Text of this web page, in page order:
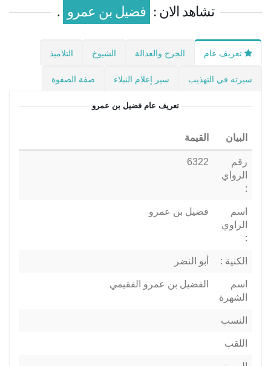
تشاهد الان : فضيل بن عمرو .
تعريف عام الجرح والعدالة الشيوخ التلاميذ
سيرته في التهذيب سير إعلام النبلاء صفة الصفوة
تعريف عام فضيل بن عمرو
البيان القيمة
رقم
الرواي
:
6322
اسم
الراوي
:
فضيل بن عمرو
الكنية : أبو النضر
اسم
الشهرة
الفضيل بن عمرو الفقيمي
النسب
اللقب